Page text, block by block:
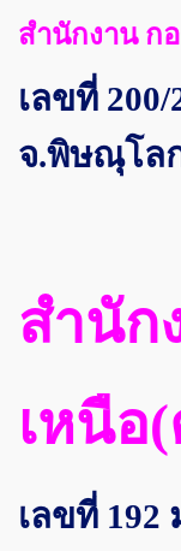
สำนักงาน ก
เลขที่
จ.พิษณุโล
สำนัก
เหนือ
เลขที่ 192